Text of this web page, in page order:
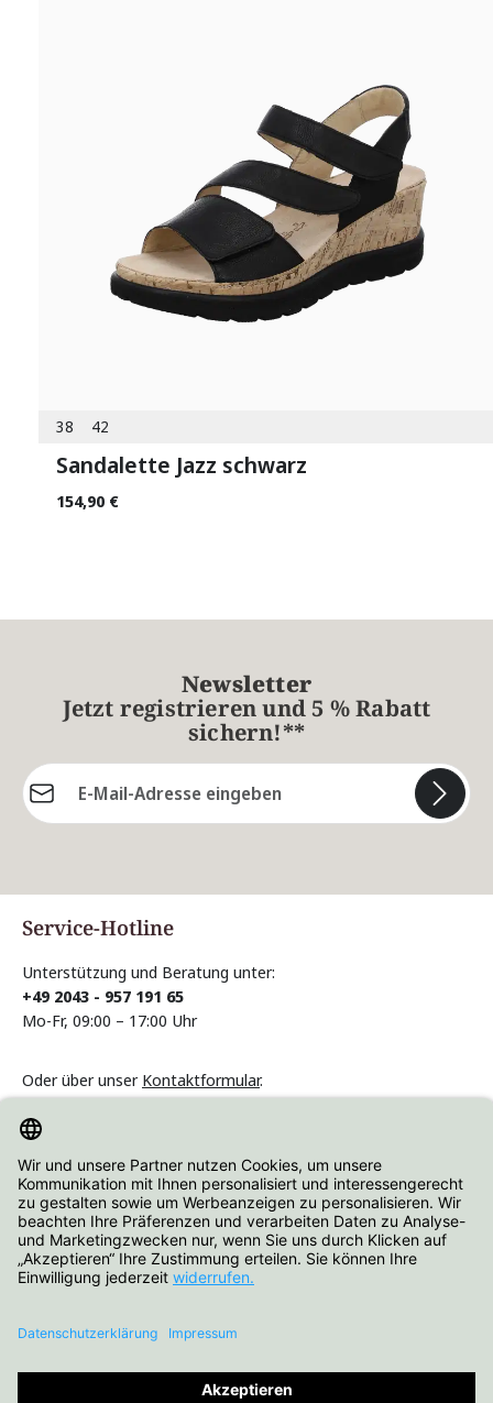
38 42
Sandalette Jazz schwarz
154,90 €
Newsletter
Jetzt registrieren und 5 % Rabatt
sichern!**
E-Mail-Adresse*
Service-Hotline
Unterstützung und Beratung unter:
+49 2043 - 957 191 65
Mo-Fr, 09:00 – 17:00 Uhr
Oder über unser Kontaktformular.
Informationen
Über Hartjes Shop